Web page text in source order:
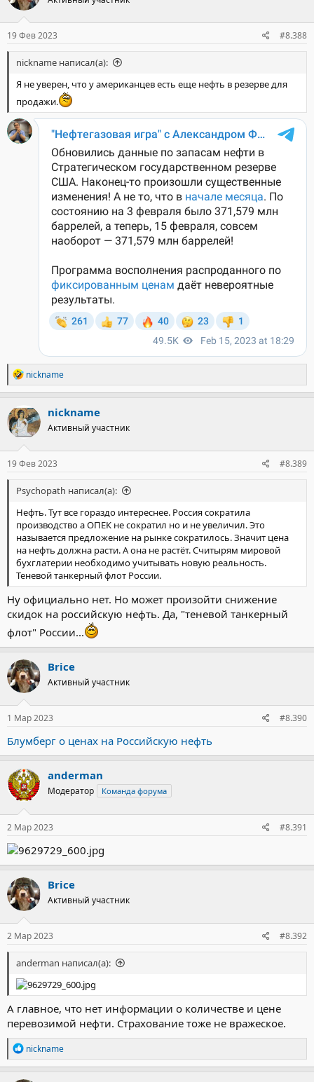
19 Фев 2023 #8.388
nickname написал(а):
Я не уверен, что у американцев есть еще нефть в резерве для
продажи.
Р
е
а
к
ц
и
и
:
nickname
nickname
Активный участник
19 Фев 2023 #8.389
Psychopath написал(а):
Нефть. Тут все гораздо интереснее. Россия сократила
производство а ОПЕК не сократил но и не увеличил. Это
называется предложение на рынке сократилось. Значит цена
на нефть должна расти. А она не растёт. Считырям мировой
бухглатерии необходимо учитывать новую реальность.
Теневой танкерный флот России.
Ну официально нет. Но может произойти снижение
скидок на российскую нефть. Да, "теневой танкерный
флот" России...
Brice
Активный участник
1 Мар 2023 #8.390
Блумберг о ценах на Российскую нефть
anderman
Модератор Команда форума
2 Мар 2023 #8.391
Brice
Активный участник
2 Мар 2023 #8.392
anderman написал(а):
А главное, что нет информации о количестве и цене
перевозимой нефти. Страхование тоже не вражеское.
Р
е
а
nickname